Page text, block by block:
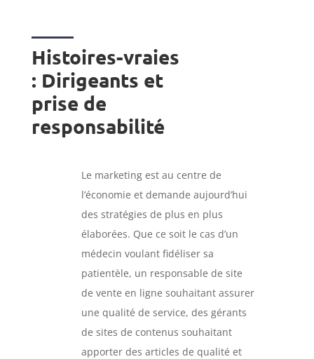
Histoires-vraies
: Dirigeants et
prise de
responsabilité
Le marketing est au centre de
l’économie et demande aujourd’hui
des stratégies de plus en plus
élaborées. Que ce soit le cas d’un
médecin voulant fidéliser sa
patientèle, un responsable de site
de vente en ligne souhaitant assurer
une qualité de service, des gérants
de sites de contenus souhaitant
apporter des articles de qualité et